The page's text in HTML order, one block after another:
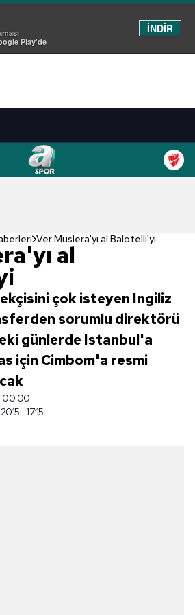
Play'de
İNDİR
Ver Muslera'yı al Balotelli'yi
al
çok isteyen Ingiliz
sorumlu direktörü
günlerde Istanbul'a
için Cimbom'a resmi
00:00
- 17:15